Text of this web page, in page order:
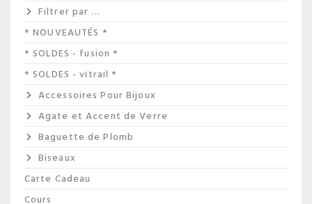
Filtrer par ...
* NOUVEAUTÉS *
* SOLDES - fusion *
* SOLDES - vitrail *
Accessoires Pour Bijoux
Agate et Accent de Verre
Baguette de Plomb
Biseaux
Carte Cadeau
Cours